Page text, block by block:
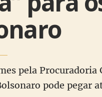
pela Procuradoria
pode pegar